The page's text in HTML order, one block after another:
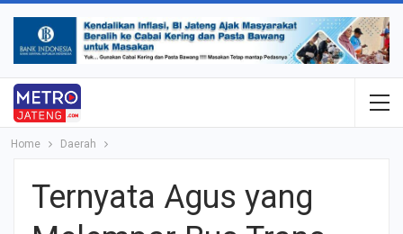
Home Daerah
Ternyata Agus yang